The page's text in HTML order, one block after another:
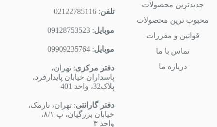
جدیدترین محصولات
محبوب ترین محصولات
قوانین و مقررات
تماس با ما
درباره ما
تلفن:
02122785116
موبایل:
09128753523
موبایل:
09909235764
دفتر مرکزی: تهران،
پاسداران خیابان پایدارفرد،
پلاک32، واحد 401
دفتر گارانتی: تهران، نارمک،
خیابان بزرگیان، پ ۸/۱،
واحد ۳